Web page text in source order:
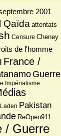
2001
Qaïda attentats
Censure Cheney
de l'homme
France /
Guerre
Impérialisme
Pakistan
ReOpen911
/ Guerre